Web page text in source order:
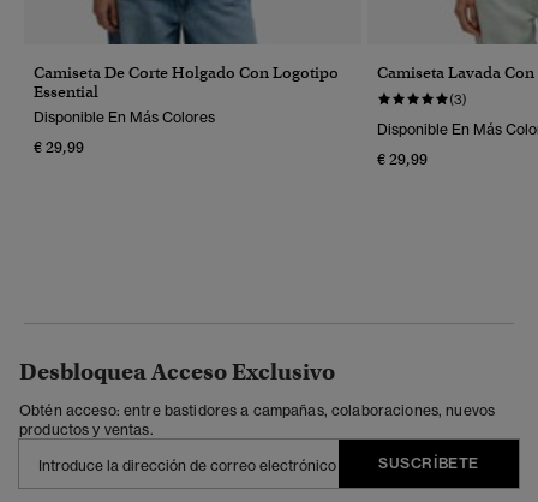
Camiseta De Corte Holgado Con Logotipo
Essential
Disponible En Más Colores
€ 29,99
Camiseta Lavada
(3)
Disponible En Más
€ 29,99
Desbloquea Acceso Exclusivo
Obtén acceso: entre bastidores a campañas, colaboraciones, nuevos
productos y ventas.
SUSCRÍBETE